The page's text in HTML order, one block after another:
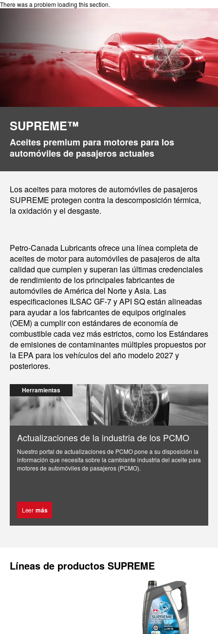
There was a problem loading this section.
SUPREME™
Aceites premium para motores para los
automóviles de pasajeros actuales
Los aceites para motores de automóviles de pasajeros
SUPREME protegen contra la descomposición térmica,
la oxidación y el desgaste.
Petro-Canada Lubricants ofrece una línea completa de
aceites de motor para automóviles de pasajeros de alta
calidad que cumplen y superan las últimas credenciales
de rendimiento de los principales fabricantes de
automóviles de América del Norte y Asia. Las
especificaciones ILSAC GF-7 y API SQ están alineadas
para ayudar a los fabricantes de equipos originales
(OEM) a cumplir con estándares de economía de
combustible cada vez más estrictos, como los Estándares
de emisiones de contaminantes múltiples propuestos por
la EPA para los vehículos del año modelo 2027 y
posteriores.
Herramientas
Actualizaciones de la industria de los PCMO
Nuestro portal de actualizaciones de PCMO pone a su disposición la
información que necesita sobre la cambiante industria del aceite para
motores de automóviles de pasajeros (PCMO).
Leer más
Líneas de productos SUPREME